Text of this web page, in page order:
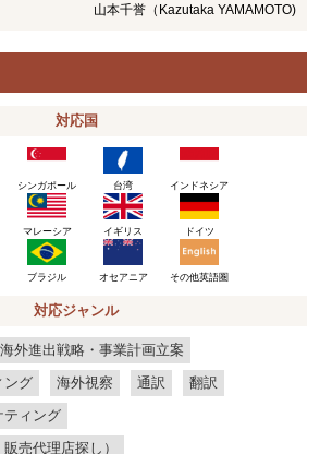
山本千誉（Kazutaka YAMAMOTO)
対応国
シンガポール 台湾 インドネシア
マレーシア イギリス ドイツ
ブラジル オセアニア その他英語圏
対応ジャンル
海外進出戦略・事業計画立案
ング
海外視察 通訳
翻訳
ティング
売代理店探し）